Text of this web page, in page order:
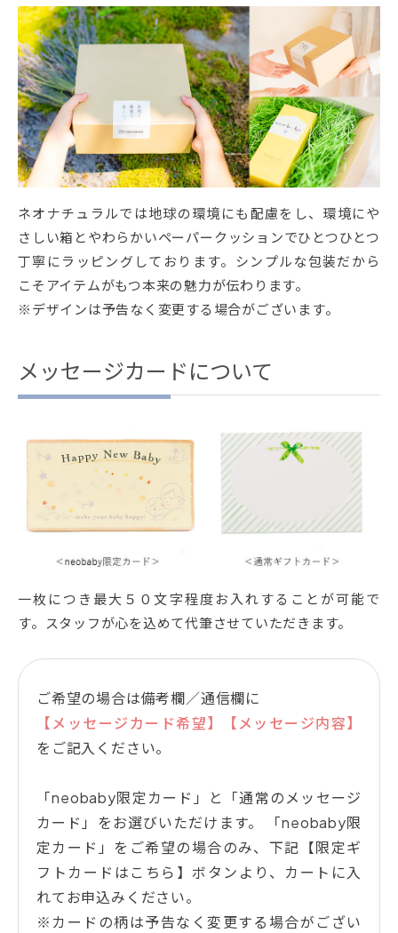
ネオナチュラルでは地球の環境にも配慮をし、環境にや
さしい箱とやわらかいペーパークッションでひとつひとつ
丁寧にラッピングしております。シンプルな包装だから
こそアイテムがもつ本来の魅力が伝わります。
※デザインは予告なく変更する場合がございます。
メッセージカードについて
一枚につき最大５０文字程度お入れすることが可能で
す。スタッフが心を込めて代筆させていただきます。
ご希望の場合は備考欄／通信欄に
【メッセージカード希望】【メッセージ内容】
をご記入ください。
「neobaby限定カード」と「通常のメッセージ
カード」をお選びいただけます。 「neobaby限
定カード」をご希望の場合のみ、下記【限定ギ
フトカードはこちら】ボタンより、カートに入
れてお申込みください。
※カードの柄は予告なく変更する場合がござい